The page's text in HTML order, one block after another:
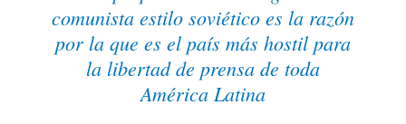
comunista estilo soviético es la razón
por la que es el país más hostil para
la libertad de prensa de toda
América Latina